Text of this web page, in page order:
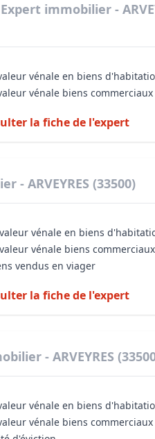
Expert immobilier -
vénale en biens
vénale biens
la fiche de l'expert
- ARVEYRES (33500)
vénale en biens
vénale biens
vendus en viager
la fiche de l'expert
- ARVEYRES
vénale en biens
vénale biens